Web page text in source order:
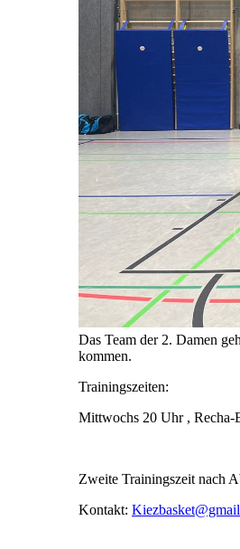
Das Team der 2. Damen
kommen.
Trainingszeiten:
Mittwochs 20 Uhr , Recha-
Zweite Trainingszeit nach
Kontakt: